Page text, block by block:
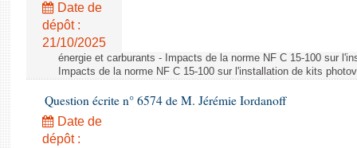
Date de
dépôt :
21/10/2025
énergie et carburants - Impacts de la norme NF C 15-100 sur
Impacts de la norme NF C 15-100 sur l'installation de kits
Question écrite n° 6574 de M. Jérémie Iordanoff
Date de
dépôt :